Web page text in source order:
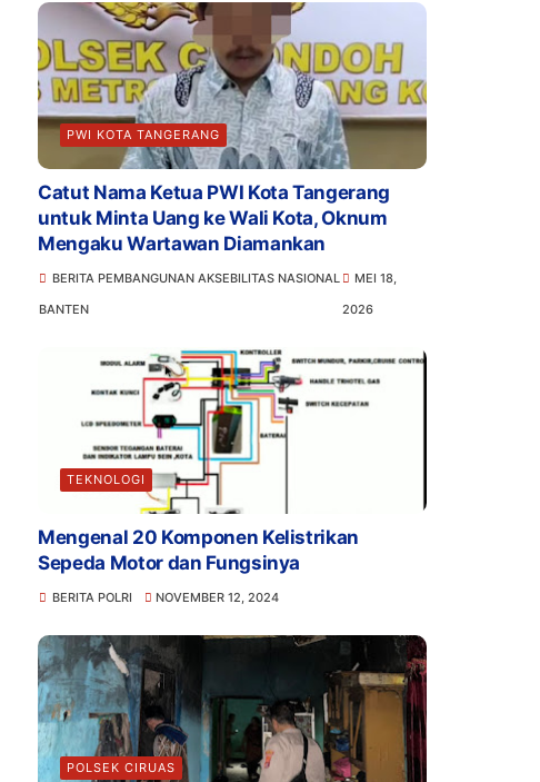
PWI KOTA TANGERANG
Catut Nama Ketua PWI Kota Tangerang
untuk Minta Uang ke Wali Kota, Oknum
Mengaku Wartawan Diamankan
BERITA PEMBANGUNAN AKSEBILITAS NASIONAL
BANTEN
MEI 18,
2026
TEKNOLOGI
Mengenal 20 Komponen Kelistrikan
Sepeda Motor dan Fungsinya
BERITA POLRI NOVEMBER 12, 2024
POLSEK CIRUAS